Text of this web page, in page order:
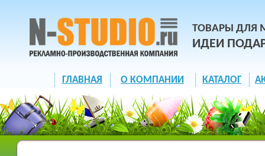
ТОВАРЫ ДЛЯ
ИДЕИ
ГЛАВНАЯ О КОМПАНИИ КАТАЛОГ